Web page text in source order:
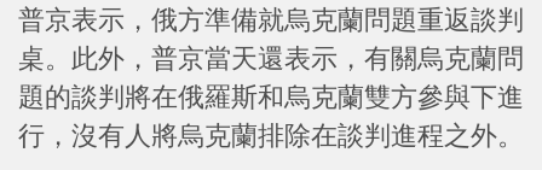
普京表示，俄方準備就烏克蘭問題重返談判
桌。此外，普京當天還表示，有關烏克蘭問
題的談判將在俄羅斯和烏克蘭雙方參與下進
行，沒有人將烏克蘭排除在談判進程之外。